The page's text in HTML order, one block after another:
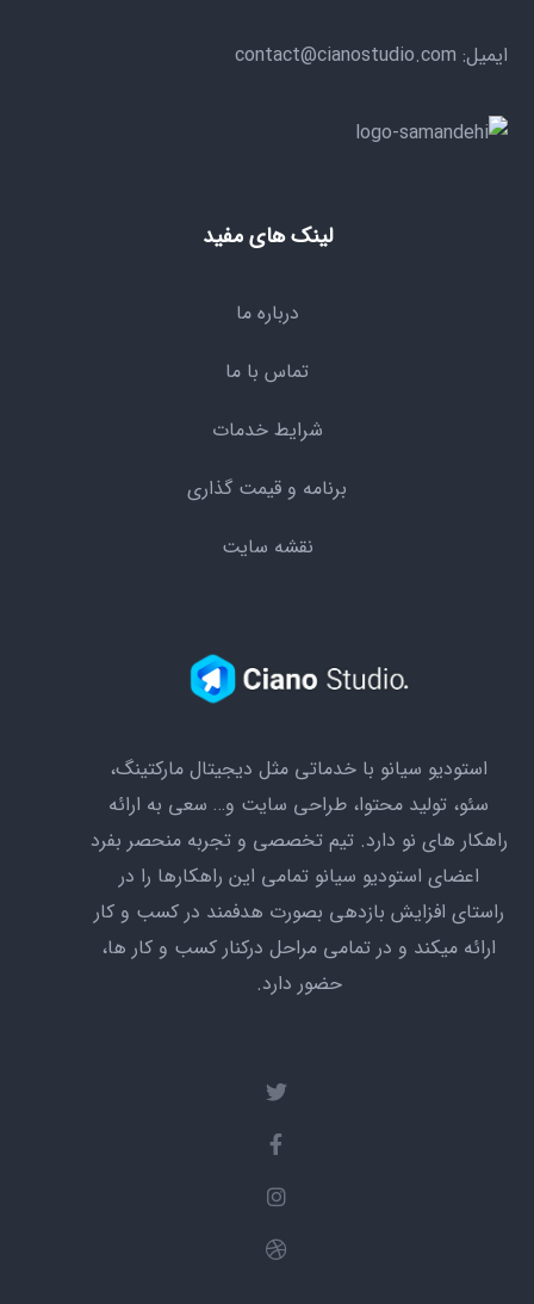
ایمیل: contact@cianostudio.com
لینک های مفید
درباره ما
تماس با ما
شرایط خدمات
برنامه و قیمت گذاری
نقشه سایت
استودیو سیانو با خدماتی مثل دیجیتال مارکتینگ،
سئو،‌ تولید محتوا، طراحی سایت و… سعی به ارائه
راهکار های نو دارد. تیم تخصصی و تجربه منحصر بفرد
اعضای استودیو سیانو تمامی این راهکارها را در
راستای افزایش بازدهی بصورت هدفمند در کسب و کار
ارائه میکند و در تمامی مراحل درکنار کسب و کار ها،
حضور دارد.